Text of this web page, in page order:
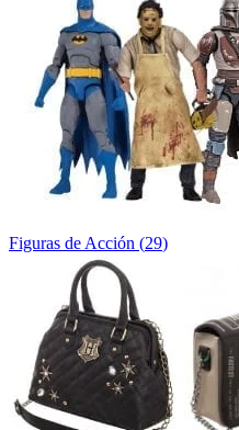
Figuras de Acción (29)